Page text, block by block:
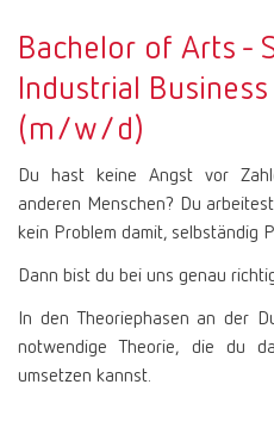
Bachelor of Arts -
Industrial
(m/w/d)
Du hast keine Angst vor
anderen Menschen? Du
kein Problem damit, selbständig
Dann bist du bei uns genau
In den Theoriephasen an der
notwendige Theorie, die du
umsetzen kannst.